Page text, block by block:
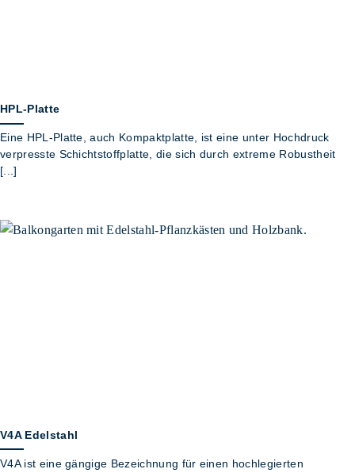
HPL-Platte
Eine HPL-Platte, auch Kompaktplatte, ist eine unter Hochdruck
verpresste Schichtstoffplatte, die sich durch extreme Robustheit
[...]
V4A Edelstahl
V4A ist eine gängige Bezeichnung für einen hochlegierten